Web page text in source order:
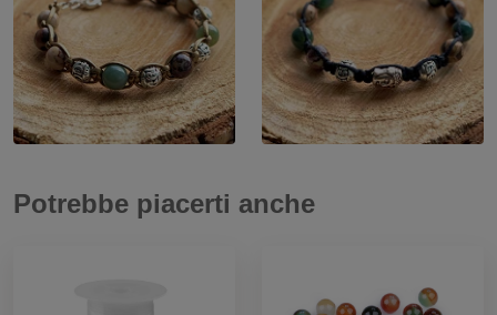
Potrebbe piacerti anche